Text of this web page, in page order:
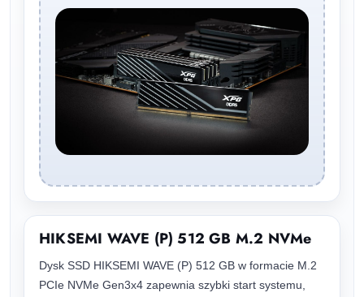
HIKSEMI WAVE (P) 512 GB M.2 NVMe
Dysk SSD HIKSEMI WAVE (P) 512 GB w formacie M.2
PCIe NVMe Gen3x4 zapewnia szybki start systemu,